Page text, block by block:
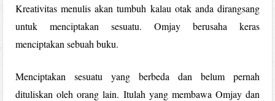
Kreativitas menulis akan tumbuh kalau otak anda dirangsang
untuk menciptakan sesuatu. Omjay berusaha keras
menciptakan sebuah buku.
Menciptakan sesuatu yang berbeda dan belum pernah
dituliskan oleh orang lain. Itulah yang membawa Omjay dan